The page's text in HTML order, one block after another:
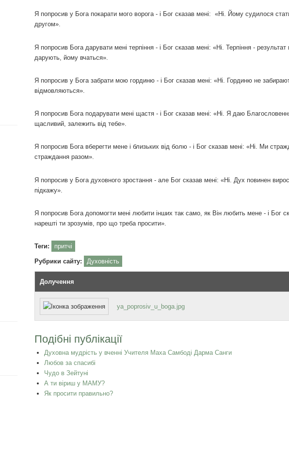
Я попросив у Бога покарати мого ворога - і Бог сказав мені: «Ні. Йому судилося
другом».
Я попросив Бога дарувати мені терпіння - і Бог сказав мені: «Ні. Терпіння -
дарують, йому вчаться».
Я попросив у Бога забрати мою гординю - і Бог сказав мені: «Ні. Гординю не
відмовляються».
Я попросив Бога подарувати мені щастя - і Бог сказав мені: «Ні. Я даю
щасливий, залежить від тебе».
Я попросив Бога вберегти мене і близьких від болю - і Бог сказав мені: «Ні. Ми
страждання разом».
Я попросив у Бога духовного зростання - але Бог сказав мені: «Ні. Дух повинен
підкажу».
Я попросив Бога допомогти мені любити інших так само, як Він любить мене - і Бог
нарешті ти зрозумів, про що треба просити».
Теги: притчі
Рубрики сайту: Духовність
Долучення
ya_poprosiv_u_boga.jpg
Подібні публікації
Духовна мудрість у вченні Учителя Маха Самбоді Дарма Санги
Любов за спасибі
Чудо в Зейтуні
А ти віриш у МАМУ?
Як просити правильно?